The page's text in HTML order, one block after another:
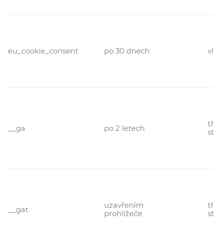
eu_cookie_consent po 30 dnech
__ga po 2 letech
__gat
uzavřením
prohlížeče